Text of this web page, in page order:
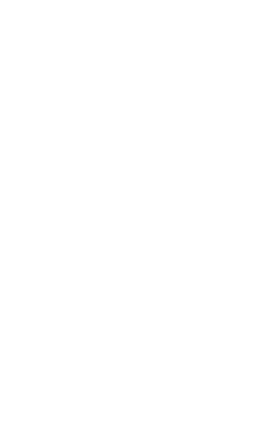
（